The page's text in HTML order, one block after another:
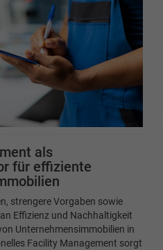
als
für effiziente
strengere Vorgaben sowie
Effizienz und Nachhaltigkeit
Unternehmensimmobilien in
Facility Management sorgt